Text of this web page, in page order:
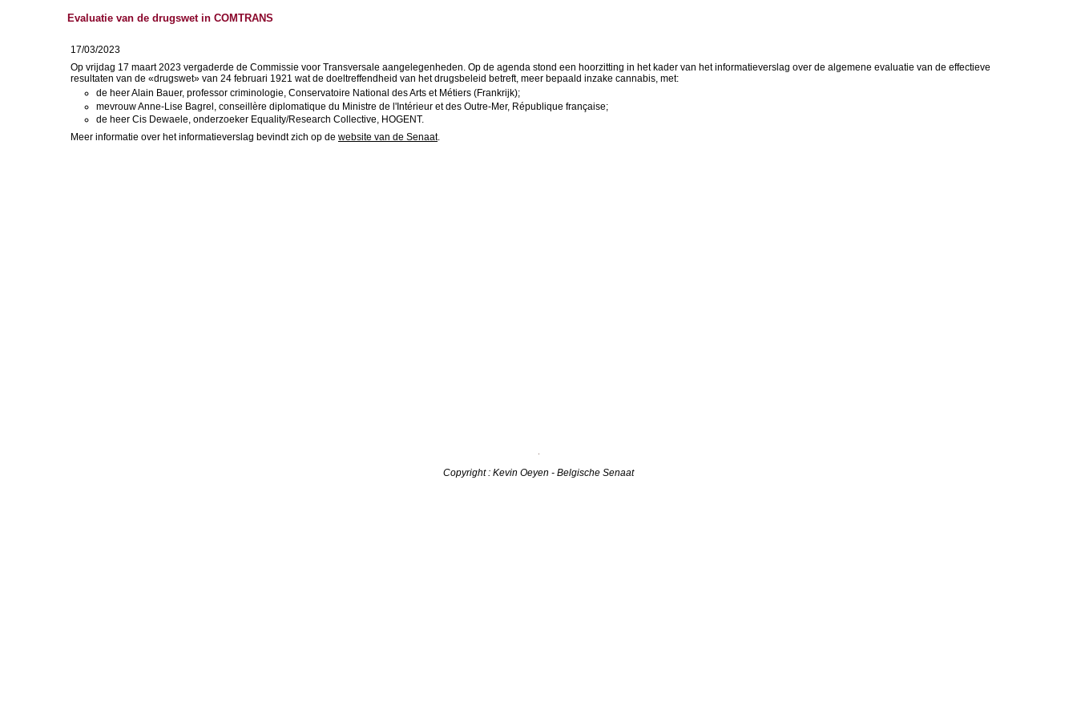
Evaluatie van de drugswet in COMTRANS
17/03/2023
Op vrijdag 17 maart 2023 vergaderde de Commissie voor Transversale aangelegenheden. Op de agenda stond een hoorzitting in het kader van het informatieverslag over de algemene evaluatie van de effectieve
resultaten van de «drugswet» van 24 februari 1921 wat de doeltreffendheid van het drugsbeleid betreft, meer bepaald inzake cannabis, met:
de heer Alain Bauer, professor criminologie, Conservatoire National des Arts et Métiers (Frankrijk);
mevrouw Anne-Lise Bagrel, conseillère diplomatique du Ministre de l'Intérieur et des Outre-Mer, République française;
de heer Cis Dewaele, onderzoeker Equality/Research Collective, HOGENT.
Meer informatie over het informatieverslag bevindt zich op de website van de Senaat.
Copyright : Kevin Oeyen - Belgische Senaat